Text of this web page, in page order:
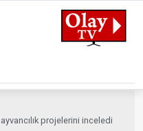
projelerini inceledi